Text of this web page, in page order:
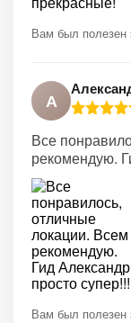
Вам был полезен
А
Все
рекомендую.
Вам был полезен